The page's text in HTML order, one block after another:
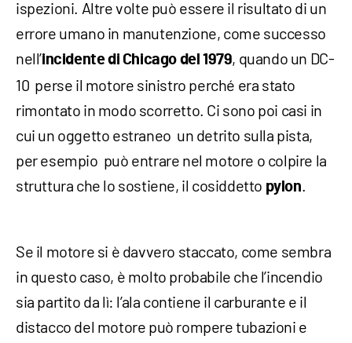
ispezioni. Altre volte può essere il risultato di un
errore umano in manutenzione, come successo
nell’incidente di Chicago del 1979, quando un DC-
10 perse il motore sinistro perché era stato
rimontato in modo scorretto. Ci sono poi casi in
cui un oggetto estraneo un detrito sulla pista,
per esempio può entrare nel motore o colpire la
struttura che lo sostiene, il cosiddetto pylon.
Se il motore si è davvero staccato, come sembra
in questo caso, è molto probabile che l’incendio
sia partito da lì: l’ala contiene il carburante e il
distacco del motore può rompere tubazioni e